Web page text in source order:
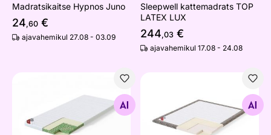
Madratsikaitse Hypnos Juno
24,60 €
ajavahemikul 27.08 - 03.09
Sleepwell kattemadrats TOP
LATEX LUX
244,03 €
ajavahemikul 17.08 - 24.08
Otsi sarnaseid Otsi sarnaseid